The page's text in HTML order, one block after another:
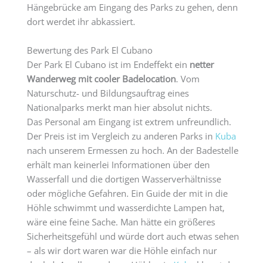
Hängebrücke am Eingang des Parks zu gehen, denn
dort werdet ihr abkassiert.
Bewertung des Park El Cubano
Der Park El Cubano ist im Endeffekt ein netter
Wanderweg mit cooler Badelocation. Vom
Naturschutz- und Bildungsauftrag eines
Nationalparks merkt man hier absolut nichts.
Das Personal am Eingang ist extrem unfreundlich.
Der Preis ist im Vergleich zu anderen Parks in Kuba
nach unserem Ermessen zu hoch. An der Badestelle
erhält man keinerlei Informationen über den
Wasserfall und die dortigen Wasserverhältnisse
oder mögliche Gefahren. Ein Guide der mit in die
Höhle schwimmt und wasserdichte Lampen hat,
wäre eine feine Sache. Man hätte ein größeres
Sicherheitsgefühl und würde dort auch etwas sehen
– als wir dort waren war die Höhle einfach nur